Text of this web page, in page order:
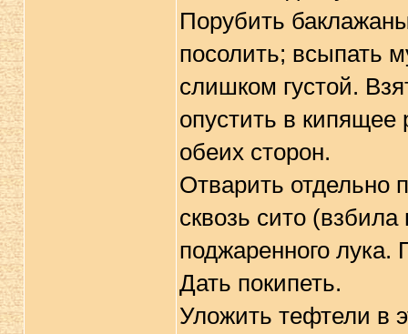
Порубить
посолить; всыпать
слишком густой.
опустить в
обеих сторон.
Отварить отдельно
сквозь сито
поджаренного лука.
Дать покипеть.
Уложить тефтели в